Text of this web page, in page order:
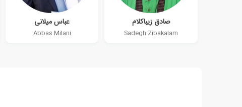
صادق زیباکلام
Sadegh Zibakalam
عباس میلانی
Abbas Milani